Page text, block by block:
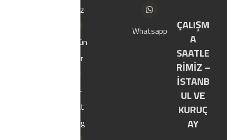
mız
Ürün
ler
E-
Kat
alog
Whatsapp
ÇALIŞM
A
SAATLE
RİMİZ –
İSTANB
UL VE
KURUÇ
AY